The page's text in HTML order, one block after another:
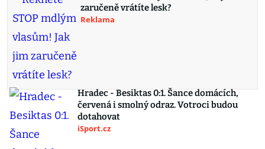
zaručeně vrátíte lesk?
Reklama
Hradec - Besiktas 0:1. Šance domácích,
červená i smolný odraz. Votroci budou
dotahovat
iSport.cz